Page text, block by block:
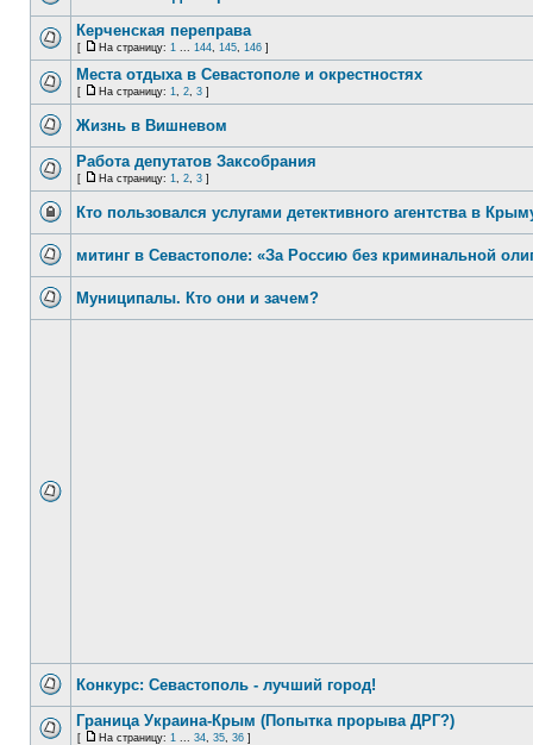
Керченская переправа
[ На страницу: 1 ... 144, 145, 146 ]
Места отдыха в Севастополе и окрестностях
[ На страницу: 1, 2, 3 ]
Жизнь в Вишневом
Работа депутатов Заксобрания
[ На страницу: 1, 2, 3 ]
Кто пользовался услугами детективного агентства в
митинг в Севастополе: «За Россию без криминальной
Муниципалы. Кто они и зачем?
Конкурс: Севастополь - лучший город!
Граница Украина-Крым (Попытка прорыва ДРГ?)
[ На страницу: 1 ... 34, 35, 36 ]